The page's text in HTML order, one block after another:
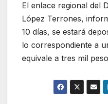
El enlace regional del
López Terrones,
10 días, se estará
lo correspondiente a
equivale a tres mil